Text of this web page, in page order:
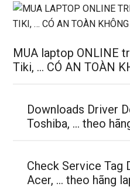
MUA laptop ONLINE
Tiki, … CÓ AN TOÀN
Downloads Driver
Toshiba, … theo
Check Service Tag
Acer, … theo hãng